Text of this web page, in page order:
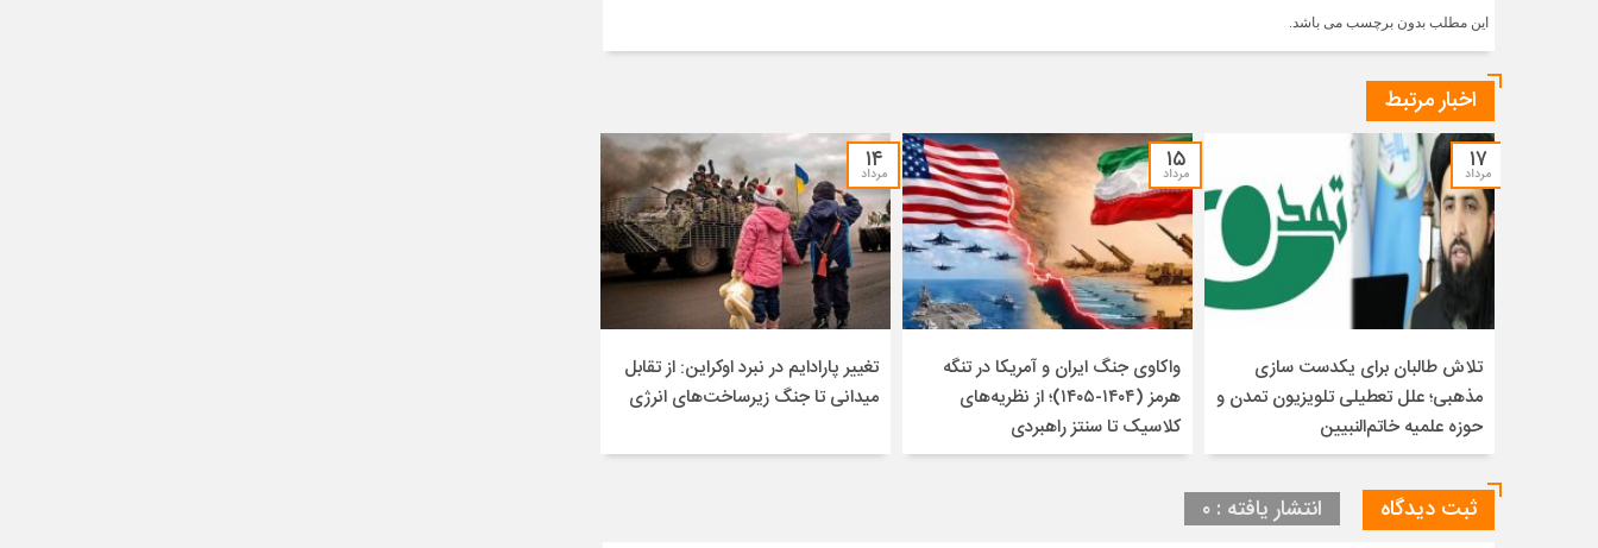
این مطلب بدون برچسب می باشد.
اخبار مرتبط
۱۷
مرداد
تلاش طالبان برای یکدست سازی
مذهبی؛ علل تعطیلی تلویزیون تمدن و
حوزه علمیه خاتم‌النبیین
۱۵
مرداد
واکاوی جنگ ایران و آمریکا در تنگه
هرمز (۱۴۰۴-۱۴۰۵)؛ از نظریه‌های
کلاسیک تا سنتز راهبردی
۱۴
مرداد
تغییر پارادایم در نبرد اوکراین: از تقابل
میدانی تا جنگ زیرساخت‌های انرژی
ثبت دیدگاه انتشار یافته : ۰